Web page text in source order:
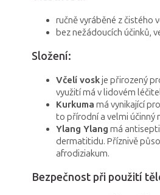
ručně vyráběné z čistého
bez nežádoucích účinků,
Složení:
Včelí voskje přirozený
využití má v lidovém
Kurkuma má vynikající
to přírodní a velmi účinný
Ylang Ylang má
dermatitidu. Příznivě
afrodiziakum.
Bezpečnost při použití